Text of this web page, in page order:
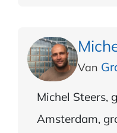
Van
Michel Steers,
Amsterdam,